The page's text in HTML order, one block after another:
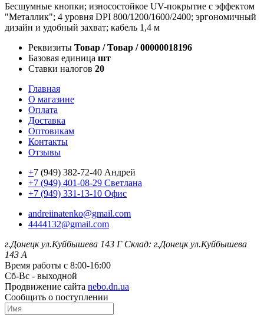
Бесшумные кнопки; износостойкое UV-покрытие с эффектом
"Металлик"; 4 уровня DPI 800/1200/1600/2400; эргономичный
дизайн и удобный захват; кабель 1,4 м
Реквизиты Товар / Товар / 00000018196
Базовая единица шт
Ставки налогов 20
Главная
О магазине
Оплата
Доставка
Оптовикам
Контакты
Отзывы
+7 (949) 382-72-40 Андрей
+7 (949) 401-08-29 Светлана
+7 (949) 331-13-10 Офис
andreiinatenko@gmail.com
4444132@gmail.com
г.Донецк ул.Куйбышева 143 Г Склад: г.Донецк ул.Куйбышева
143 А
Время работы с 8:00-16:00
Сб-Вс - выходной
Продвижение сайта nebo.dn.ua
Сообщить о поступлении